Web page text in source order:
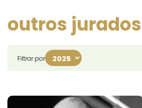
outros jurados
Filtrar por